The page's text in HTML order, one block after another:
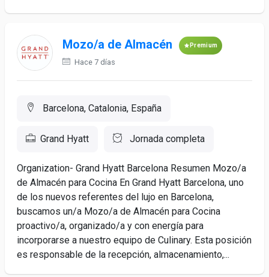
Mozo/a de Almacén Premium
Hace 7 días
Barcelona, Catalonia, España
Grand Hyatt Jornada completa
Organization- Grand Hyatt Barcelona Resumen Mozo/a
de Almacén para Cocina En Grand Hyatt Barcelona, uno
de los nuevos referentes del lujo en Barcelona,
buscamos un/a Mozo/a de Almacén para Cocina
proactivo/a, organizado/a y con energía para
incorporarse a nuestro equipo de Culinary. Esta posición
es responsable de la recepción, almacenamiento,...